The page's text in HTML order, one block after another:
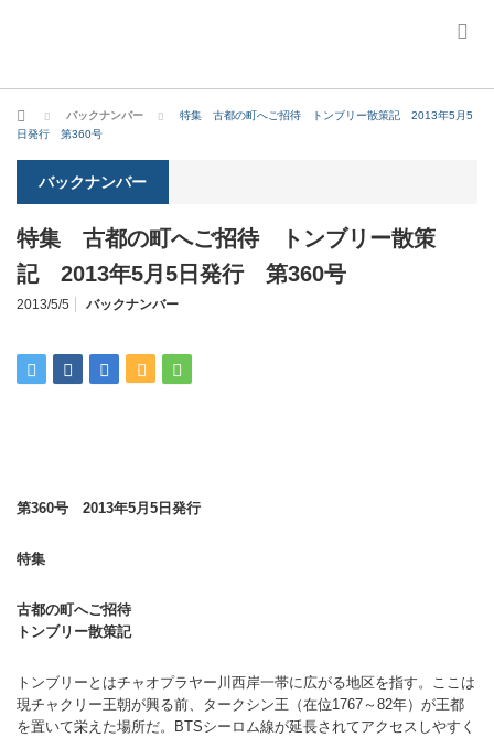
ホーム バックナンバー
特集 古都の町へご招待 トンブリー散策記 2013年5月5
日発行 第360号
バックナンバー
特集 古都の町へご招待 トンブリー散策
記 2013年5月5日発行 第360号
2013/5/5 バックナンバー
第360号 2013年5月5日発行
特集
古都の町へご招待
トンブリー散策記
トンブリーとはチャオプラヤー川西岸一帯に広がる地区を指す。ここは
現チャクリー王朝が興る前、タークシン王（在位1767～82年）が王都
を置いて栄えた場所だ。BTSシーロム線が延長されてアクセスしやすく